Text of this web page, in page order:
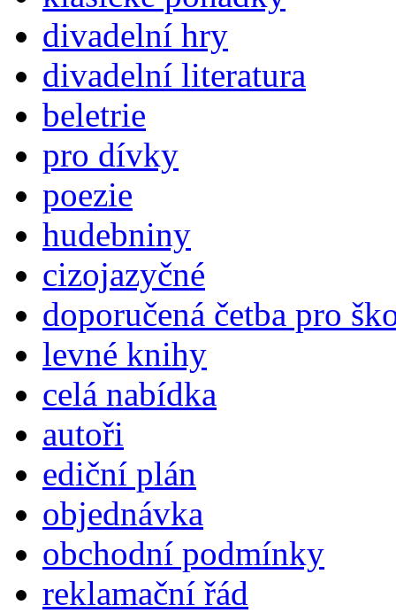
divadelní hry
divadelní literatura
beletrie
pro dívky
poezie
hudebniny
cizojazyčné
doporučená četba pro
levné knihy
celá nabídka
autoři
ediční plán
objednávka
obchodní podmínky
reklamační řád